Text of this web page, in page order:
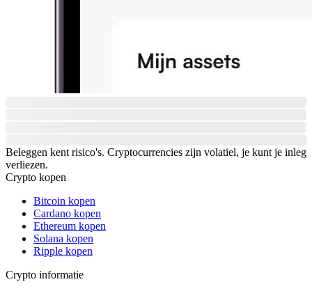
Beleggen kent risico's. Cryptocurrencies zijn volatiel, je kunt je inleg
verliezen.
Crypto kopen
Bitcoin kopen
Cardano kopen
Ethereum kopen
Solana kopen
Ripple kopen
Crypto informatie